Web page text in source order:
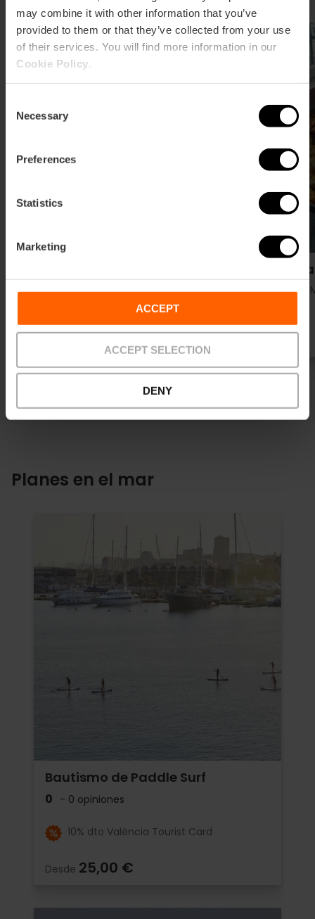
may combine it with other information that you’ve
provided to them or that they’ve collected from your use
of their services. You will find more information in our
Cookie Policy
Selection
Necessary
Preferences
Statistics
Marketing
ACCEPT
ACCEPT SELECTION
DENY
Playa, Marina y Poblados marítimos
4 We’re Smart Green Guide
Tapas
Playa,
Planes en el mar
Bautismo de Paddle Surf
0 - 0 opiniones
10% dto València Tourist Card
Desde 25,00 €